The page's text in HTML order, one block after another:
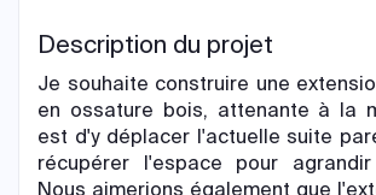
Description du projet
Je souhaite construire une
en ossature bois, attenante à la
est d'y déplacer l'actuelle suite
récupérer l'espace pour
Nous aimerions également que